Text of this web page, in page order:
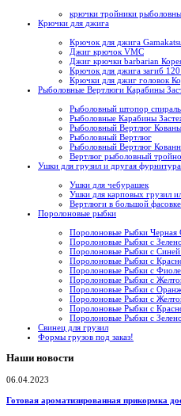
крючки тройники
Крючки для джига
Крючок для джига
Джиг крючок VMC
Джиг крючки barbarian
Крючок для джига загиб 120
Крючки для джиг головок
Рыболовные Вертлюги Карабины
Рыболовный штопор спираль
Рыболовные Карабины
Рыболовный Вертлюг
Рыболовный Вертлюг
Рыболовный Вертлюг
Вертлюг рыболовный
Ушки для грузил и другая фурнитура
Ушки для чебурашек
Ушки для карповых грузил
Вертлюги в большой
Поролоновые рыбки
Поролоновые Рыбки Черная
Поролоновые Рыбки с
Поролоновые Рыбки с
Поролоновые Рыбки с
Поролоновые Рыбки с
Поролоновые Рыбки с
Поролоновые Рыбки с
Поролоновые Рыбки с
Поролоновые Рыбки с
Поролоновые Рыбки с
Свинец для грузил
Формы грузов под заказ!
Наши новости
06.04.2023
Готовая ароматизированная прикормка